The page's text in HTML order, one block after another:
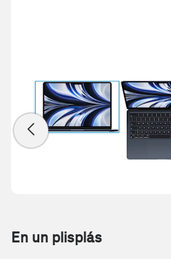
En un plisplás